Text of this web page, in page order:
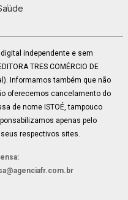
digital independente e sem
TRES COMÉRCIO DE
Informamos também que não
oferecemos cancelamento do
de nome ISTOÉ, tampouco
apenas pelo
respectivos sites.